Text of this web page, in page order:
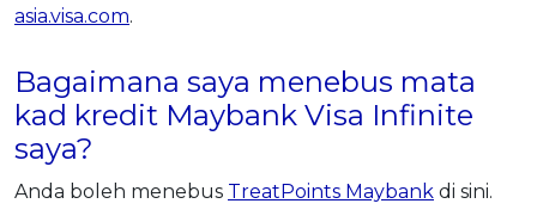
asia.visa.com.
Bagaimana saya menebus mata
kad kredit Maybank Visa Infinite
saya?
Anda boleh menebus TreatPoints Maybank di sini.